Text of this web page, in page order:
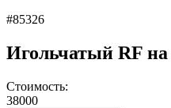
#85326
Игольчатый RF на
Стоимость:
38000